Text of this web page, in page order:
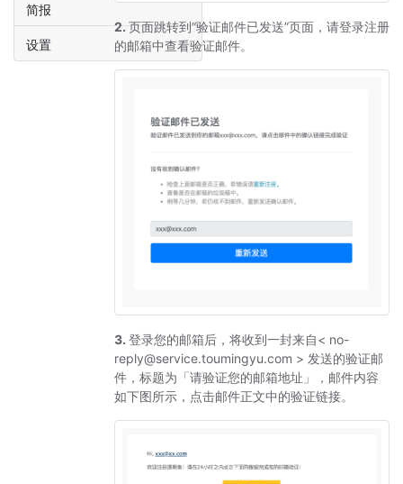
简报
设置
2.页面跳转到“验证邮件已发送”页面，请登录注册
的邮箱中查看验证邮件。
3. 登录您的邮箱后，将收到一封来自< no-
reply@service.toumingyu.com > 发送的验证邮
件，标题为「请验证您的邮箱地址」，邮件内容
如下图所示，点击邮件正文中的验证链接。